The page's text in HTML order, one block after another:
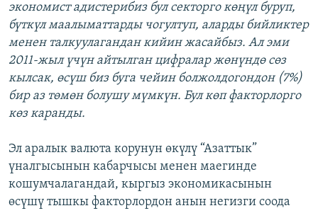
экономист адистерибиз бул секторго көңүл буруп,
бүткүл маалыматтарды чогултуп, аларды бийликтер
менен талкуулагандан кийин жасайбыз. Ал эми
2011-жыл үчүн айтылган цифралар жөнүндө сөз
кылсак, өсүш биз буга чейин болжолдогондон (7%)
бир аз төмөн болушу мүмкүн. Бул көп факторлорго
көз каранды.
Эл аралык валюта корунун өкүлү “Азаттык”
үналгысынын кабарчысы менен маегинде
кошумчалагандай, кыргыз экономикасынын
өсүшү тышкы факторлордон анын негизги соода